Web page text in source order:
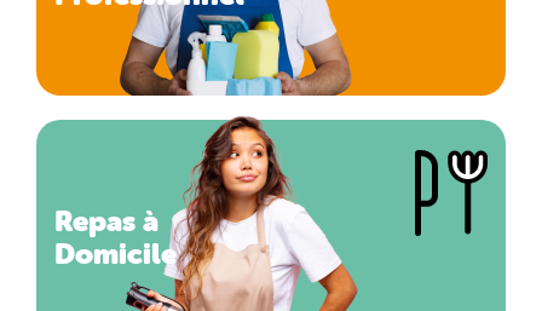
Repas à
Domicile